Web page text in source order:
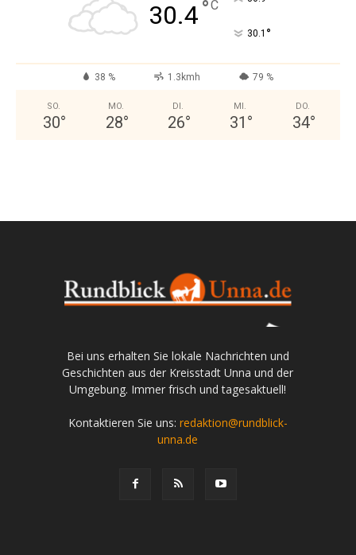
30.4°C
30.1 °
38 % 1.3kmh 79 %
SO.
30°
MO.
28°
DI.
26°
MI.
31 °
DO.
34°
Bei uns erhalten Sie lokale Nachrichten und
Geschichten aus der Kreisstadt Unna und der
Umgebung. Immer frisch und tagesaktuell!
Kontaktieren Sie uns: redaktion@rundblick-
unna.de